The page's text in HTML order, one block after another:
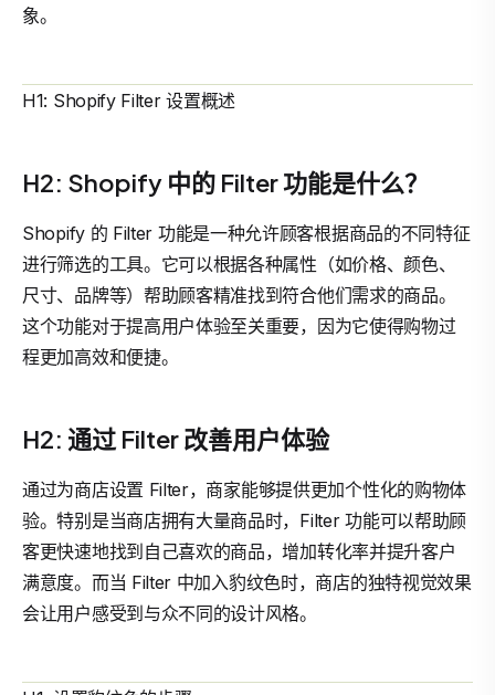
象。
H1: Shopify Filter 设置概述
H2: Shopify 中的 Filter 功能是什么？
Shopify 的 Filter 功能是一种允许顾客根据商品的不同特征
进行筛选的工具。它可以根据各种属性（如价格、颜色、
尺寸、品牌等）帮助顾客精准找到符合他们需求的商品。
这个功能对于提高用户体验至关重要，因为它使得购物过
程更加高效和便捷。
H2: 通过 Filter 改善用户体验
通过为商店设置 Filter，商家能够提供更加个性化的购物体
验。特别是当商店拥有大量商品时，Filter 功能可以帮助顾
客更快速地找到自己喜欢的商品，增加转化率并提升客户
满意度。而当 Filter 中加入豹纹色时，商店的独特视觉效果
会让用户感受到与众不同的设计风格。